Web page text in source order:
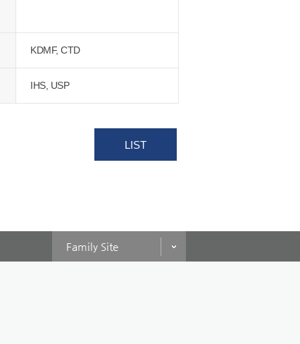
KDMF, CTD
IHS, USP
LIST
Family Site